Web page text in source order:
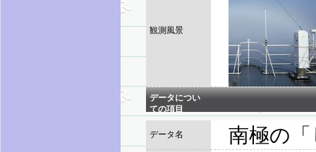
観測風景
データについ
ての項目
データ名 南極の